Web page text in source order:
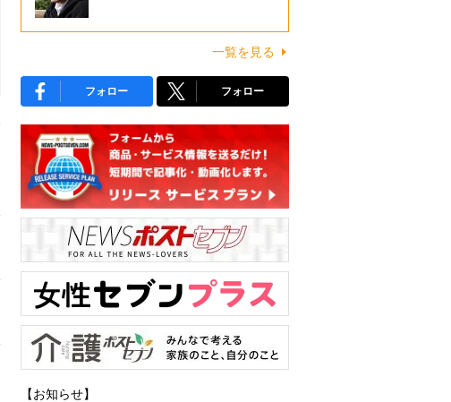
一覧を見る
フォロー フォロー
【お知らせ】